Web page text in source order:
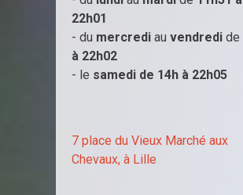
22h01
- du mercredi au vendredi de
à 22h02
- le samedi de 14h à 22h05
7 place du Vieux Marché aux
Chevaux, à Lille